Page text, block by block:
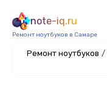
note-iq.ru
Ремонт ноутбуков в Самаре
Ремонт ноутбуков /